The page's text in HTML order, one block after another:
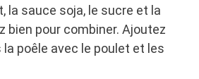
la sauce soja, le sucre et la
bien pour combiner. Ajoutez
poêle avec le poulet et les